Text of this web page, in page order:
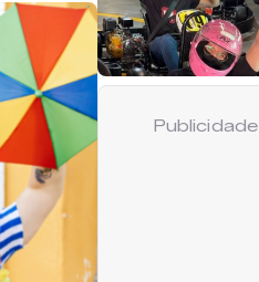
Publicidade